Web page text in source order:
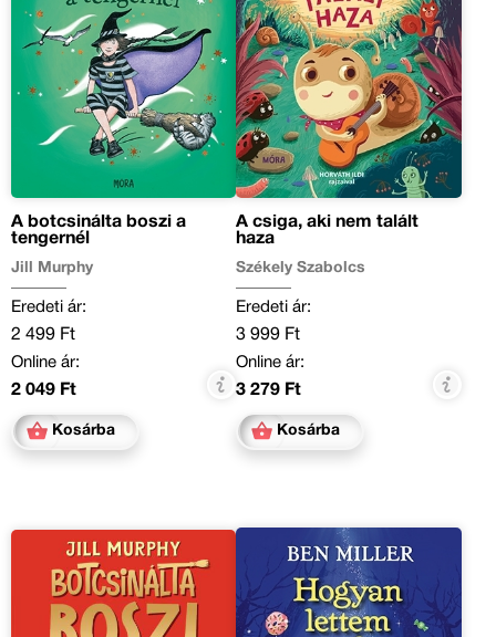
A botcsinálta boszi a
tengernél
Jill Murphy
Eredeti ár:
2 499 Ft
Online ár:
2 049 Ft
Kosárba
A csiga, aki nem talált
haza
Székely Szabolcs
Eredeti ár:
3 999 Ft
Online ár:
3 279 Ft
Kosárba